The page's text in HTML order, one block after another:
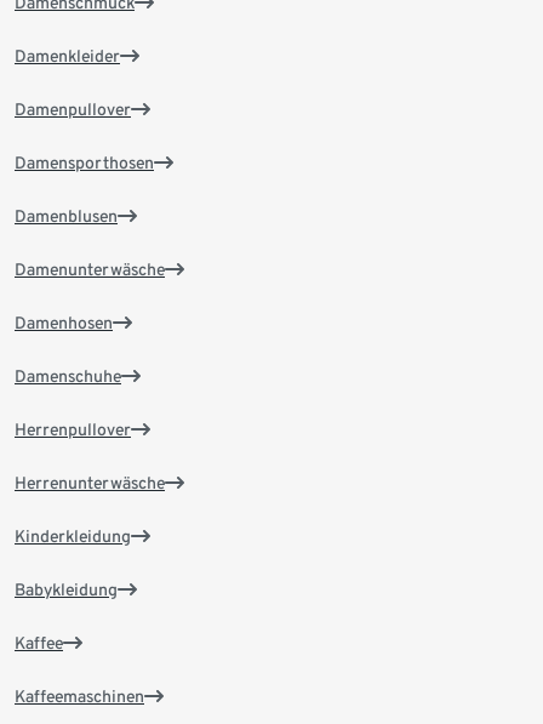
Damenkleider
Damenpullover
Damensporthosen
Damenblusen
Damenunterwäsche
Damenhosen
Damenschuhe
Herrenpullover
Herrenunterwäsche
Kinderkleidung
Babykleidung
Kaffee
Kaffeemaschinen